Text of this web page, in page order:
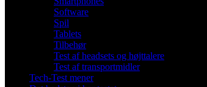
Software
Spil
Tablets
Tilbehør
Test af headsets og højttalere
Test af transportmidler
Tech-Test mener